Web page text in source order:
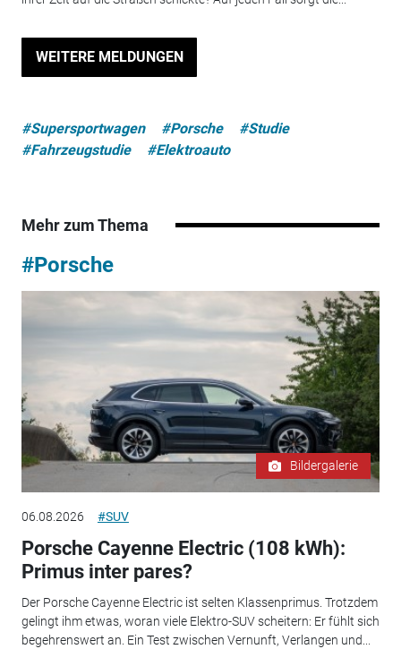
WEITERE MELDUNGEN
#Supersportwagen #Porsche
#Studie
#Fahrzeugstudie
#Elektroauto
Mehr zum Thema
#Porsche
Bildergalerie
06.08.2026 #SUV
Porsche Cayenne Electric (108 kWh):
Primus inter pares?
Der Porsche Cayenne Electric ist selten Klassenprimus. Trotzdem
gelingt ihm etwas, woran viele Elektro-SUV scheitern: Er fühlt sich
begehrenswert an. Ein Test zwischen Vernunft, Verlangen und...